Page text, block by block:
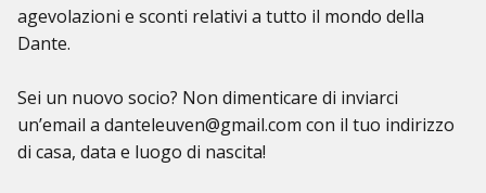
agevolazioni e sconti relativi a tutto il mondo della
Dante.
Sei un nuovo socio? Non dimenticare di inviarci
un’email a danteleuven@gmail.com con il tuo indirizzo
di casa, data e luogo di nascita!